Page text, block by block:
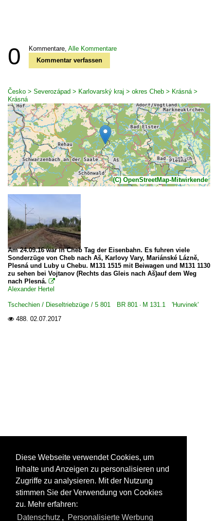
0 Kommentare, Alle Kommentare
Kommentar verfassen
Česko > Severozápad > Karlovarský kraj > okres Cheb > Krásná >
Krásná
(C) OpenStreetMap-Mitwirkende
Am 24.09.16 war in Cheb Tag der Eisenbahn. Es fuhren viele
Sonderzüge von Cheb nach Aš, Karlovy Vary, Mariánské Lázně,
Plesná und Luby u Chebu. M131 1515 mit Beiwagen und M131 1130
zu sehen bei Vojtanov (Rechts das Gleis nach Aš)auf dem Weg
nach Plesná. 
Alexander Hertel
Tschechien / Dieseltriebzüge / 5 801 BR 801 · M 131.1 'Hurvinek'
 488. 02.07.2017
Diese Webseite verwendet Cookies, um
Inhalte und Anzeigen zu personalisieren und
Zugriffe zu analysieren. Mit der Nutzung
stimmen Sie der Verwendung von Cookies
zu. Mehr erfahren:
Datenschutz , Personalisierte Werbung